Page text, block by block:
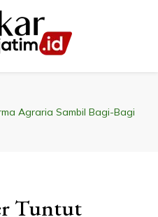
Agraria Sambil Bagi-Bagi
Tuntut